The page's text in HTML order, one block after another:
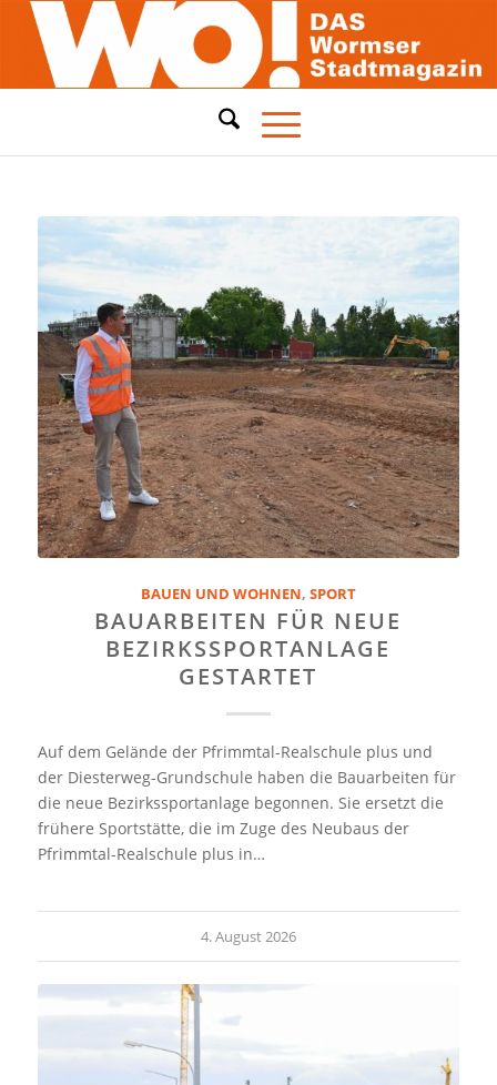
BAUEN UND WOHNEN, SPORT
BAUARBEITEN FÜR NEUE
BEZIRKSSPORTANLAGE
GESTARTET
Auf dem Gelände der Pfrimmtal-Realschule plus und
der Diesterweg-Grundschule haben die Bauarbeiten für
die neue Bezirkssportanlage begonnen. Sie ersetzt die
frühere Sportstätte, die im Zuge des Neubaus der
Pfrimmtal-Realschule plus in…
4. August 2026